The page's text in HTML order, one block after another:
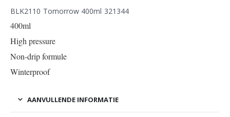
BLK2110 Tomorrow 400ml 321344
400ml
High pressure
Non-drip formule
Winterproof
AANVULLENDE INFORMATIE